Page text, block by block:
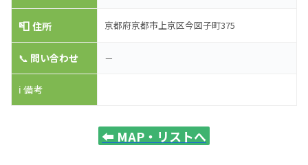
📮住所 京都府京都市上京区今図子町375
📞 問い合わせ －
ℹ️ 備考
⬅️ MAP・リストへ